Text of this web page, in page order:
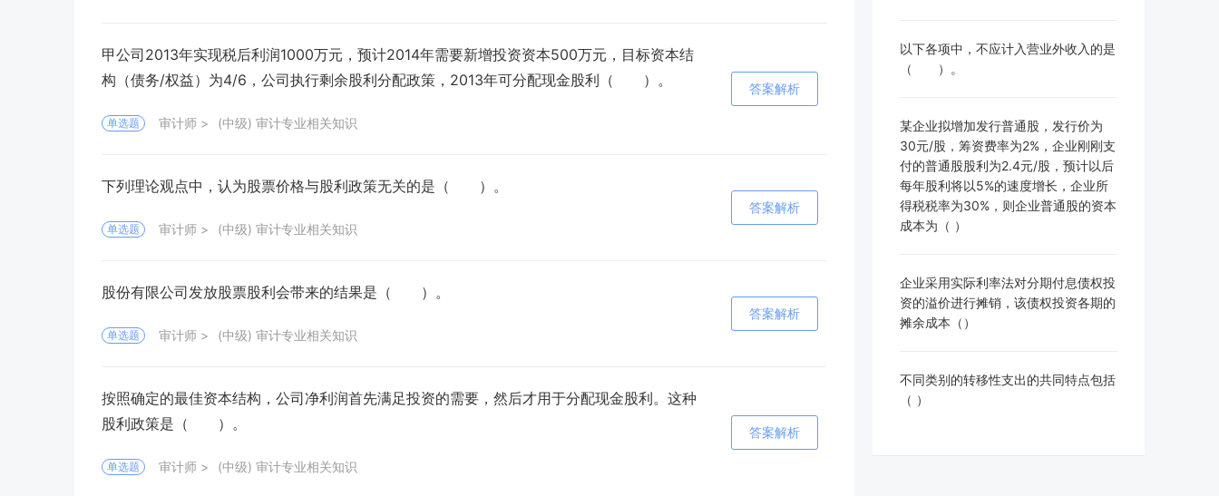
甲公司2013年实现税后利润1000万元，预计2014年需要新增投资资本500万元，目标资本结
构（债务/权益）为4/6，公司执行剩余股利分配政策，2013年可分配现金股利（ ）。
单选题 审计师 (中级) 审计专业相关知识
答案解析
下列理论观点中，认为股票价格与股利政策无关的是（ ）。
单选题 审计师 (中级) 审计专业相关知识
答案解析
股份有限公司发放股票股利会带来的结果是（ ）。
单选题 审计师 (中级) 审计专业相关知识
答案解析
按照确定的最佳资本结构，公司净利润首先满足投资的需要，然后才用于分配现金股利。这种
股利政策是（ ）。
单选题 审计师 (中级) 审计专业相关知识
答案解析
以下各项中，不应计入营业外收入的是
（ ）。
某企业拟增加发行普通股，发行价为
30元/股，筹资费率为2%，企业刚刚支
付的普通股股利为2.4元/股，预计以后
每年股利将以5%的速度增长，企业所
得税税率为30%，则企业普通股的资本
成本为（ ）
企业采用实际利率法对分期付息债权投
资的溢价进行摊销，该债权投资各期的
摊余成本（）
不同类别的转移性支出的共同特点包括
（ ）